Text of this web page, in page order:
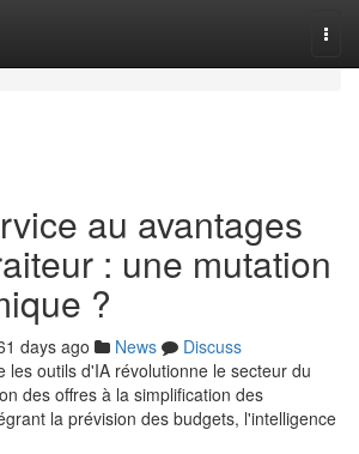
au avantages
: une mutation
?
days ago News
Discuss
les outils d'IA révolutionne le secteur du
des offres à la simplification des
la prévision des budgets, l'intelligence